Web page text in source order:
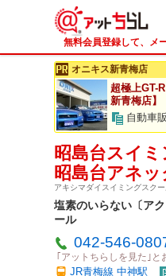
無料会員登録して、メ
オニキス新青梅店
超極上GT-
新青梅店】
自動車
昭島台スイ
昭島台アネッ
アキシマダイスイミングスク
塩素のいらない〔ア
ール
042-546-
｢アットちらしを見た｣
JR青梅線 中神駅